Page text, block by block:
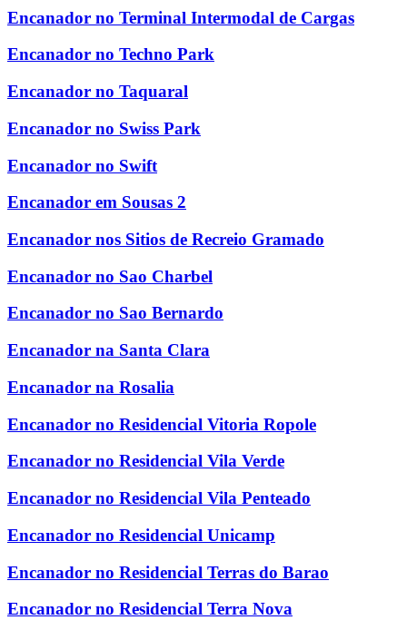
Encanador no Terminal Intermodal de Cargas
Encanador no Techno Park
Encanador no Taquaral
Encanador no Swiss Park
Encanador no Swift
Encanador em Sousas 2
Encanador nos Sitios de Recreio Gramado
Encanador no Sao Charbel
Encanador no Sao Bernardo
Encanador na Santa Clara
Encanador na Rosalia
Encanador no Residencial Vitoria Ropole
Encanador no Residencial Vila Verde
Encanador no Residencial Vila Penteado
Encanador no Residencial Unicamp
Encanador no Residencial Terras do Barao
Encanador no Residencial Terra Nova